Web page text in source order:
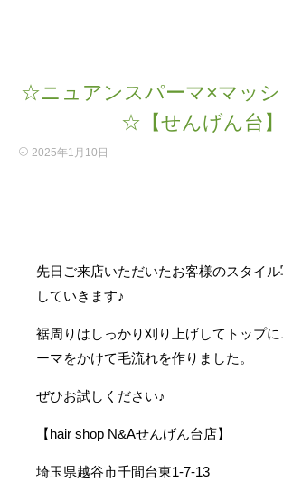
☆ニュアンスパーマ×マッ
☆【せんげん台】
2025年1月10日
先日ご来店いただいたお客様のスタイ
していきます♪
裾周りはしっかり刈り上げしてトップ
ーマをかけて毛流れを作りました。
ぜひお試しください♪
【hair shop N&Aせんげん台店】
埼玉県越谷市千間台東1-7-13